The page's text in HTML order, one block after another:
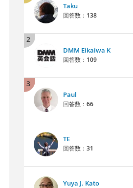
Taku
回答数： 138
2
DMM Eikaiwa K
回答数： 109
3
Paul
回答数： 66
TE
回答数： 31
Yuya J. Kato